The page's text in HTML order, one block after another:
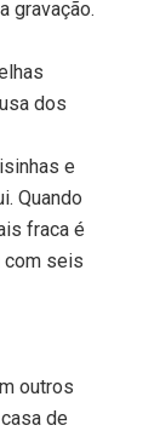
gravação.
dos
e
Quando
fraca é
com seis
outros
de